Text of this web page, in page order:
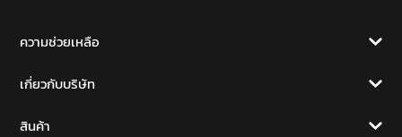
ความช่วยเหลือ
เกี่ยวกับบริษัท
สินค้า